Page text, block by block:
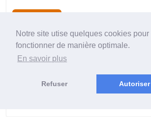
Notre site utise quelques cookies pour
fonctionner de manière optimale.
En savoir plus
Refuser Autoriser
120,00€ prix public conseillé
Port offert